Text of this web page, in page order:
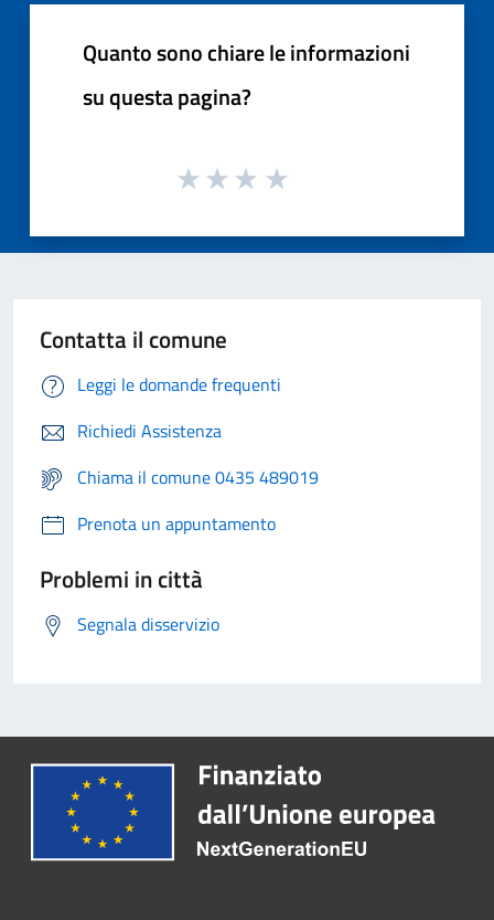
Quanto sono chiare le informazioni
su questa pagina?
Contatta il comune
Leggi le domande frequenti
Richiedi Assistenza
Chiama il comune 0435 489019
Prenota un appuntamento
Problemi in città
Segnala disservizio